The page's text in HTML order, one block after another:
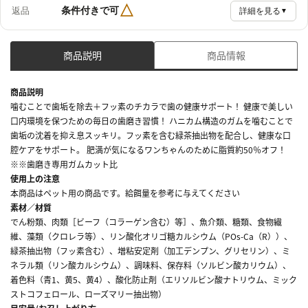
返品 条件付きで可△ 詳細を見る ▼
商品説明 商品情報
商品説明
噛むことで歯垢を除去＋フッ素のチカラで歯の健康サポート！ 健康で美しい
口内環境を保つための毎日の歯磨き習慣！ ハニカム構造のガムを噛むことで
歯垢の沈着を抑え息スッキリ。フッ素を含む緑茶抽出物を配合し、健康な口
腔ケアをサポート。 肥満が気になるワンちゃんのために脂質約50％オフ！
※※歯磨き専用ガムカット比
使用上の注意
本商品はペット用の商品です。給餌量を参考に与えてください
素材／材質
でん粉類、肉類［ビーフ（コラーゲン含む）等］、魚介類、糖類、食物繊
維、藻類（クロレラ等）、リン酸化オリゴ糖カルシウム（POs-Ca（R））、
緑茶抽出物（フッ素含む）、増粘安定剤（加工デンプン、グリセリン）、ミ
ネラル類（リン酸カルシウム）、調味料、保存料（ソルビン酸カリウム）、
着色料（青1、黄5、黄4）、酸化防止剤（エリソルビン酸ナトリウム、ミック
ストコフェロール、ローズマリー抽出物）